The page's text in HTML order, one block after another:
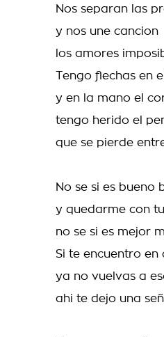
Nos separan las
y nos une cancion
los amores
Tengo flechas en
y en la mano el
tengo herido el
que se pierde
No se si es bueno
y quedarme con
no se si es mejor
Si te encuentro en
ya no vuelvas a
ahi te dejo una